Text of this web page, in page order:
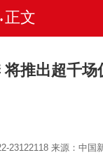
• 正文
推出超千场
23122118来源：中国